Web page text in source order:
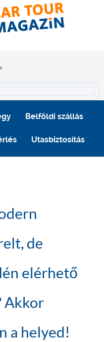
Belföldi szállás
Utasbiztosítás
de
elérhető
Akkor
a helyed!